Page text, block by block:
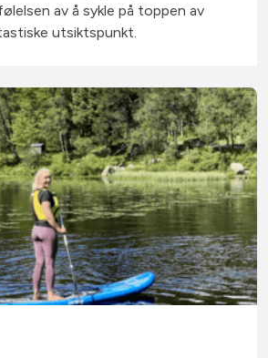
av å sykle på toppen av
utsiktspunkt.